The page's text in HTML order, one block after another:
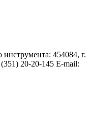
454084, г.
20-20-145 E-mail: